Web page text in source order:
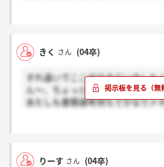
きく さん (04卒)
すれ違いでここができていました
ん～、ちょっと恥ずかしいw
あたしも書類選考待ちでかなりド
ここにいるみんな受かればいいの
りーす さん (04卒)